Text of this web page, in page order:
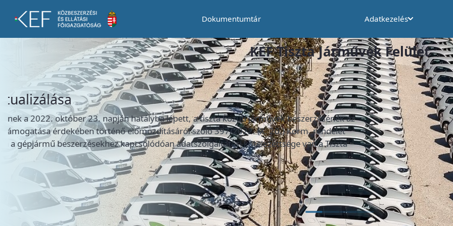
Dokumentumtár Adatkezelés
KEF Tiszta Járművek Felület
kiemelt hír
Tájékoztatás a Módszertani útmutató kiegészítésével kapcsolatosan
Tisztelt Intézmények, Tisztelt Érdeklődők! Tájékoztatjuk Önöket, hogy a Dokumentumtárban is megtalálható
útmutató valamint annak melléklete kiegészítésre került az alábbi értelmezéssel: Az európai parlament és tanács
energiahatékony közúti járművek használatának előmozdításáról szóló 2009/33/EK irányelv módosításáról szóló
irányelvének 3. cikk 1. ...
Bővebben→